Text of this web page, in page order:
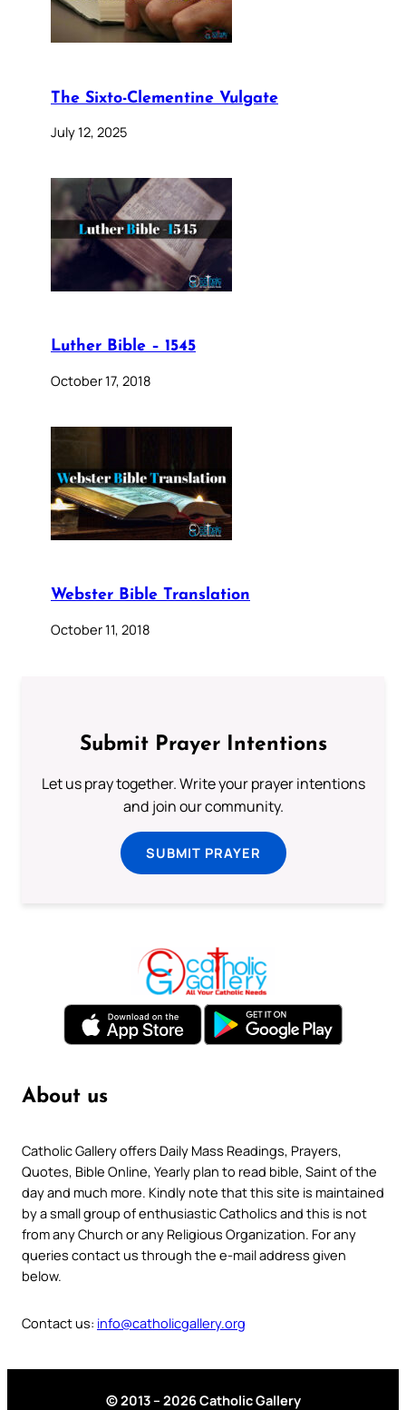
The Sixto-Clementine Vulgate
July 12, 2025
Luther Bible – 1545
October 17, 2018
Webster Bible Translation
October 11, 2018
Submit Prayer Intentions
Let us pray together. Write your prayer intentions
and join our community.
SUBMIT PRAYER
About us
Catholic Gallery offers Daily Mass Readings, Prayers,
Quotes, Bible Online, Yearly plan to read bible, Saint of the
day and much more. Kindly note that this site is maintained
by a small group of enthusiastic Catholics and this is not
from any Church or any Religious Organization. For any
queries contact us through the e-mail address given
below.
Contact us: info@catholicgallery.org
© 2013 – 2026 Catholic Gallery